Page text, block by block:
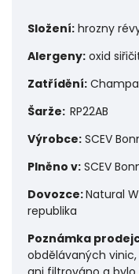
Složení: hrozny
Alergeny: oxid
Zatřídění:
Šarže: RP22AB
Výrobce: SCEV
Plněno v: SCEV
Dovozce:Natural
republika
Poznámka
obdělávaných